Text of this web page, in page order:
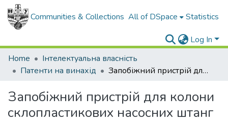
Communities & Collections All of DSpace Statistics
Log In
Home
Інтелектуальна власність
Патенти на винахід
Запобіжний пристрій для колони склопластикових насосних штанг
Запобіжний пристрій для колони
склопластикових насосних штанг